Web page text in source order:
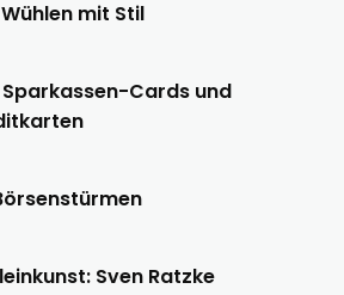
mit Stil
Cards und
Sven Ratzke